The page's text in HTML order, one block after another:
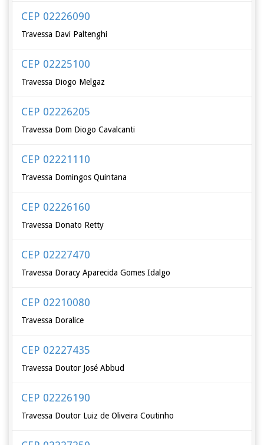
CEP 02226090
Travessa Davi Paltenghi
CEP 02225100
Travessa Diogo Melgaz
CEP 02226205
Travessa Dom Diogo Cavalcanti
CEP 02221110
Travessa Domingos Quintana
CEP 02226160
Travessa Donato Retty
CEP 02227470
Travessa Doracy Aparecida Gomes Idalgo
CEP 02210080
Travessa Doralice
CEP 02227435
Travessa Doutor José Abbud
CEP 02226190
Travessa Doutor Luiz de Oliveira Coutinho